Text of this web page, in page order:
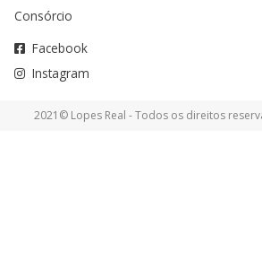
Consórcio
Facebook
Instagram
2021© Lopes Real - Todos os direitos